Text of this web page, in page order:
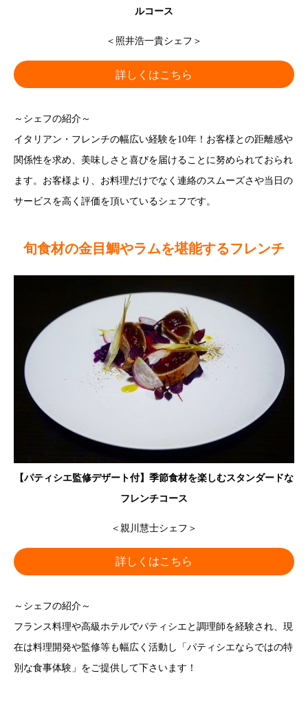
ルコース
＜照井浩一貴シェフ＞
詳しくはこちら
～シェフの紹介～
イタリアン・フレンチの幅広い経験を10年！お客様との距離感や
関係性を求め、美味しさと喜びを届けることに努められておられ
ます。お客様より、お料理だけでなく連絡のスムーズさや当日の
サービスを高く評価を頂いているシェフです。
旬食材の金目鯛やラムを堪能するフレンチ
【パティシエ監修デザート付】季節食材を楽しむスタンダードな
フレンチコース
＜親川慧士シェフ＞
詳しくはこちら
～シェフの紹介～
フランス料理や高級ホテルでパティシエと調理師を経験され、現
在は料理開発や監修等も幅広く活動し「パティシエならではの特
別な食事体験」をご提供して下さいます！